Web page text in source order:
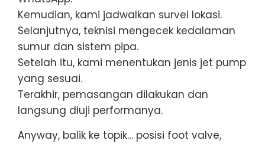
Kemudian, kami jadwalkan survei lokasi.
Selanjutnya, teknisi mengecek kedalaman
sumur dan sistem pipa.
Setelah itu, kami menentukan jenis jet pump
yang sesuai.
Terakhir, pemasangan dilakukan dan
langsung diuji performanya.
Anyway, balik ke topik… posisi foot valve,